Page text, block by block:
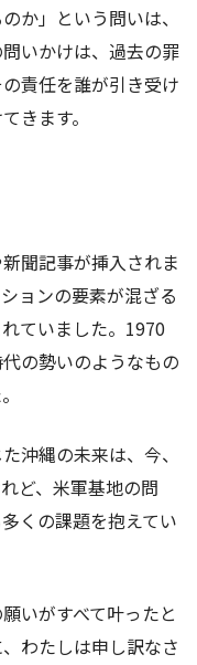
か」という問いは、
いかけは、過去の罪
責任を誰が引き受け
きます。
聞記事が挿入されま
ョンの要素が混ざる
ていました。1970
の勢いのようなもの
沖縄の未来は、今、
ど、米軍基地の問
くの課題を抱えてい
いがすべて叶ったと
わたしは申し訳なさ